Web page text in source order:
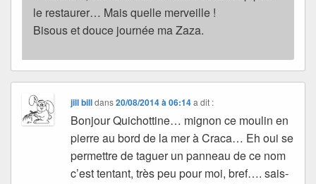
le restaurer… Mais quelle merveille !
Bisous et douce journée ma Zaza.
jill billdans20/08/2014 à 06:14 a dit :
Bonjour Quichottine… mignon ce moulin en
pierre au bord de la mer à Craca… Eh oui se
permettre de taguer un panneau de ce nom
c’est tentant, très peu pour moi, bref…. sais-